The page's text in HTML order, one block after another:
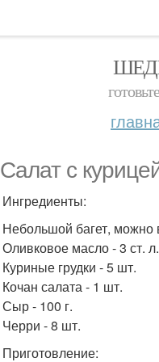
Салат с
Ингредиенты:
Небольшой багет, можно
Оливковое масло - 3 ст. л.
Куриные грудки - 5 шт.
Кочан салата - 1 шт.
Сыр - 100 г.
Черри - 8 шт.
Приготовление: